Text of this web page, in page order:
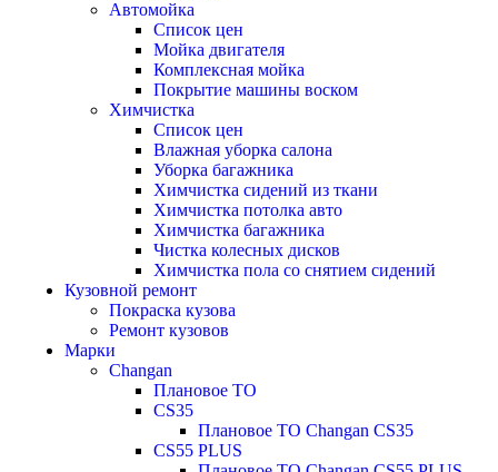
Автомойка
Список цен
Мойка двигателя
Комплексная мойка
Покрытие машины воском
Химчистка
Список цен
Влажная уборка салона
Уборка багажника
Химчистка сидений из ткани
Химчистка потолка авто
Химчистка багажника
Чистка колесных дисков
Химчистка пола со снятием сидений
Кузовной ремонт
Покраска кузова
Ремонт кузовов
Марки
Changan
Плановое ТО
CS35
Плановое ТО Changan CS35
CS55 PLUS